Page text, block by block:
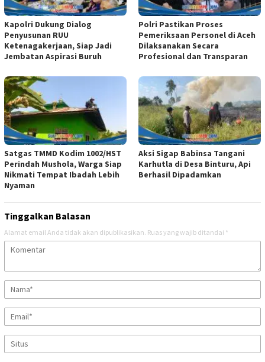
Kapolri Dukung Dialog
Penyusunan RUU
Ketenagakerjaan, Siap Jadi
Jembatan Aspirasi Buruh
Polri Pastikan Proses
Pemeriksaan Personel di Aceh
Dilaksanakan Secara
Profesional dan Transparan
Satgas TMMD Kodim 1002/HST
Perindah Mushola, Warga Siap
Nikmati Tempat Ibadah Lebih
Nyaman
Aksi Sigap Babinsa Tangani
Karhutla di Desa Binturu, Api
Berhasil Dipadamkan
Tinggalkan Balasan
Alamat email Anda tidak akan dipublikasikan. Ruas yang wajib ditandai *